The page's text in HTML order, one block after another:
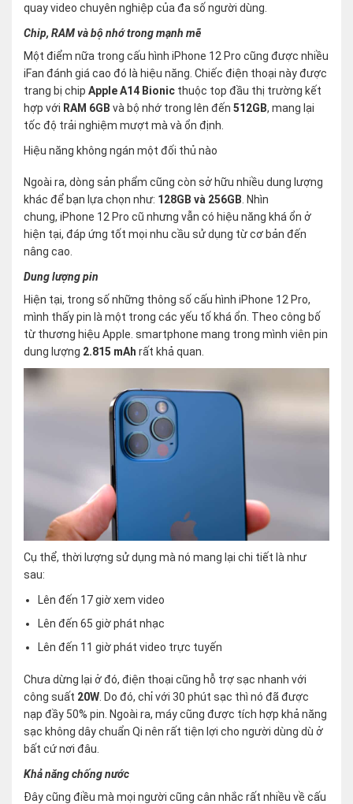
quay video chuyên nghiệp của đa số người dùng.
Chip, RAM và bộ nhớ trong mạnh mẽ
Một điểm nữa trong cấu hình iPhone 12 Pro cũng được nhiều
iFan đánh giá cao đó là hiệu năng. Chiếc điện thoại này được
trang bị chip Apple A14 Bionic thuộc top đầu thị trường kết
hợp với RAM 6GB và bộ nhớ trong lên đến 512GB, mang lại
tốc độ trải nghiệm mượt mà và ổn định.
Hiệu năng không ngán một đối thủ nào
Ngoài ra, dòng sản phẩm cũng còn sở hữu nhiều dung lượng
khác để bạn lựa chọn như: 128GB và 256GB. Nhìn
chung, iPhone 12 Pro cũ nhưng vẫn có hiệu năng khá ổn ở
hiện tại, đáp ứng tốt mọi nhu cầu sử dụng từ cơ bản đến
nâng cao.
Dung lượng pin
Hiện tại, trong số những thông số cấu hình iPhone 12 Pro,
mình thấy pin là một trong các yếu tố khá ổn. Theo công bố
từ thương hiệu Apple. smartphone mang trong mình viên pin
dung lượng 2.815 mAh rất khả quan.
Cụ thể, thời lượng sử dụng mà nó mang lại chi tiết là như
sau:
Lên đến 17 giờ xem video
Lên đến 65 giờ phát nhạc
Lên đến 11 giờ phát video trực tuyến
Chưa dừng lại ở đó, điện thoại cũng hỗ trợ sạc nhanh với
công suất 20W . Do đó, chỉ với 30 phút sạc thì nó đã được
nạp đầy 50% pin. Ngoài ra, máy cũng được tích hợp khả năng
sạc không dây chuẩn Qi nên rất tiện lợi cho người dùng dù ở
bất cứ nơi đâu.
Khả năng chống nước
Đây cũng điều mà mọi người cũng cân nhắc rất nhiều về cấu